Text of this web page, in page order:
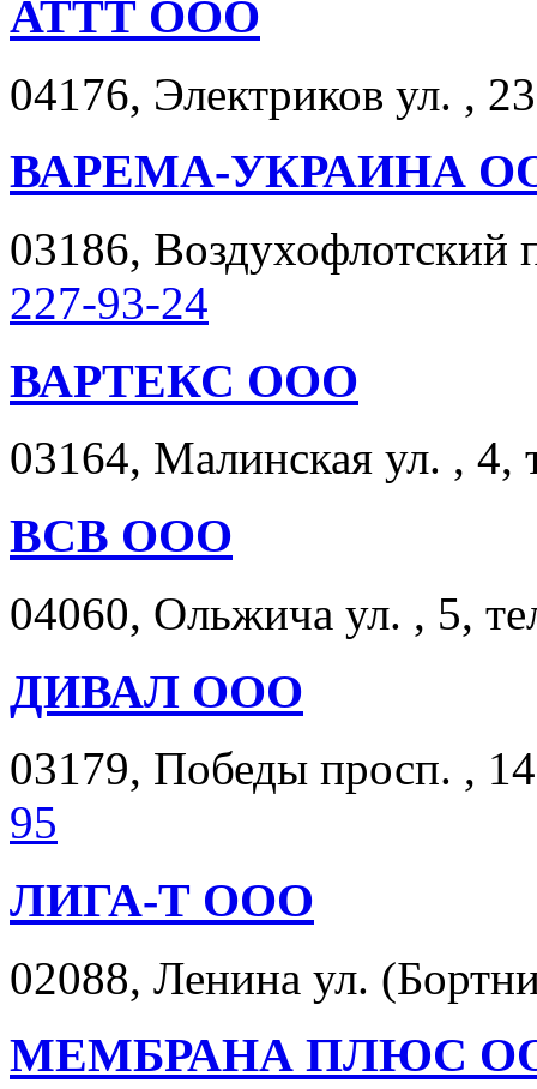
АТТТ ООО
04176, Электриков ул. ,
ВАРЕМА-УКРАИНА
03186,
227-93-24
ВАРТЕКС ООО
03164, Малинская ул. , 4,
ВСВ ООО
04060, Ольжича ул. , 5,
ДИВАЛ ООО
03179, Победы просп. ,
95
ЛИГА-Т ООО
02088, Ленина ул.
МЕМБРАНА ПЛЮС